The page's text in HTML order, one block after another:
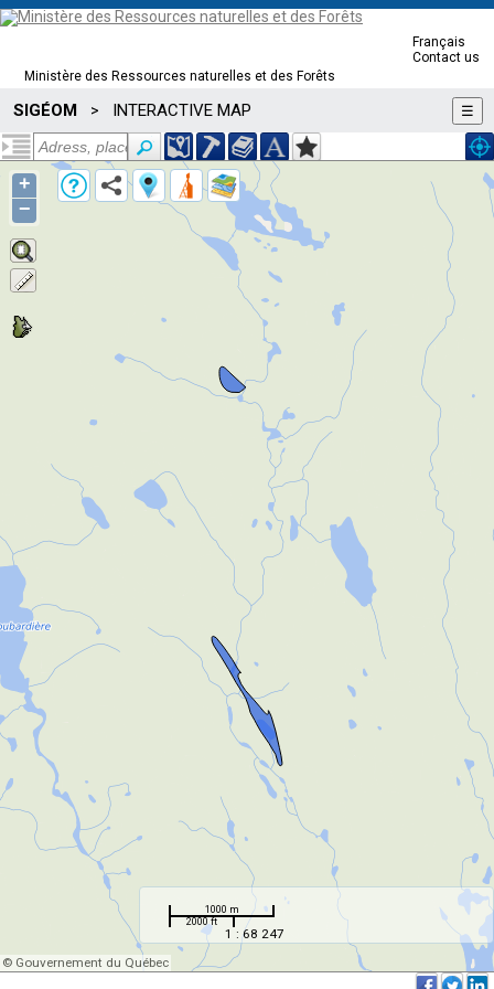
Ministère des Ressources naturelles et des Forêts
Français
Contact us
SIGÉOM > INTERACTIVE MAP ☰
1000 m
2000 ft
1 : 68 247
© Gouvernement du Québec
+
−